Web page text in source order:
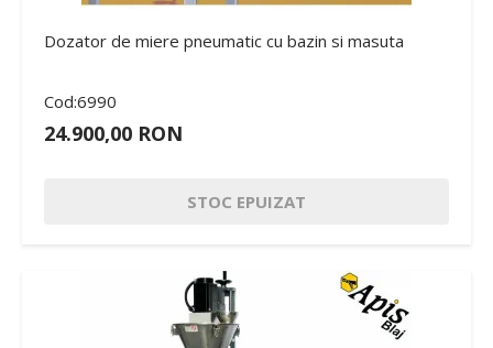
Dozator de miere pneumatic cu bazin si masuta
Cod:6990
24.900,00 RON
STOC EPUIZAT